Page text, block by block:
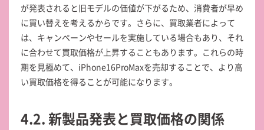
が発表されると旧モデルの価値が下がるため、消費者が早め
に買い替えを考えるからです。さらに、買取業者によって
は、キャンペーンやセールを実施している場合もあり、それ
に合わせて買取価格が上昇することもあります。これらの時
期を見極めて、iPhone16ProMaxを売却することで、より高
い買取価格を得ることが可能になります。
4.2. 新製品発表と買取価格の関係